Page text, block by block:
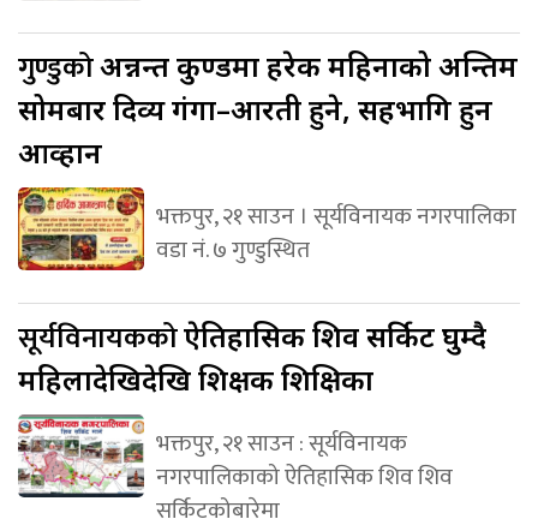
गुण्डुकोअन्नन्त कुण्डमा हरेक महिनाको अन्तिम
सोमबार दिव्य गंगा–आरती हुने, सहभागि हुन
आव्हान
भक्तपुर, २१ साउन । सूर्यविनायक नगरपालिका
वडा नं. ७ गुण्डुस्थित
सूर्यविनायककोऐतिहासिक शिव सर्किट घुम्दै
महिलादेखिदेखि शिक्षक शिक्षिका
भक्तपुर, २१ साउन : सूर्यविनायक
नगरपालिकाको ऐतिहासिक शिव शिव
सर्किटकोबारेमा